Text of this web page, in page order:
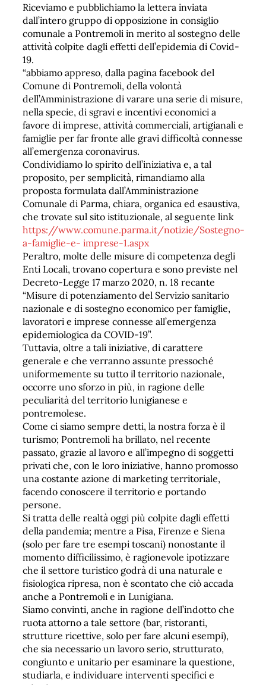
Riceviamo e pubblichiamo la lettera inviata
dall’intero gruppo di opposizione in consiglio
comunale a Pontremoli in merito al sostegno delle
attività colpite dagli effetti dell’epidemia di Covid-
19.
“abbiamo appreso, dalla pagina facebook del
Comune di Pontremoli, della volontà
dell’Amministrazione di varare una serie di misure,
nella specie, di sgravi e incentivi economici a
favore di imprese, attività commerciali, artigianali e
famiglie per far fronte alle gravi difficoltà connesse
all’emergenza coronavirus.
Condividiamo lo spirito dell’iniziativa e, a tal
proposito, per semplicità, rimandiamo alla
proposta formulata dall’Amministrazione
Comunale di Parma, chiara, organica ed esaustiva,
che trovate sul sito istituzionale, al seguente link
https://www.comune.parma.it/notizie/Sostegno-
a-famiglie-e- imprese-1.aspx
Peraltro, molte delle misure di competenza degli
Enti Locali, trovano copertura e sono previste nel
Decreto-Legge 17 marzo 2020, n. 18 recante
“Misure di potenziamento del Servizio sanitario
nazionale e di sostegno economico per famiglie,
lavoratori e imprese connesse all’emergenza
epidemiologica da COVID-19”.
Tuttavia, oltre a tali iniziative, di carattere
generale e che verranno assunte pressoché
uniformemente su tutto il territorio nazionale,
occorre uno sforzo in più, in ragione delle
peculiarità del territorio lunigianese e
pontremolese.
Come ci siamo sempre detti, la nostra forza è il
turismo; Pontremoli ha brillato, nel recente
passato, grazie al lavoro e all’impegno di soggetti
privati che, con le loro iniziative, hanno promosso
una costante azione di marketing territoriale,
facendo conoscere il territorio e portando
persone.
Si tratta delle realtà oggi più colpite dagli effetti
della pandemia; mentre a Pisa, Firenze e Siena
(solo per fare tre esempi toscani) nonostante il
momento difficilissimo, è ragionevole ipotizzare
che il settore turistico godrà di una naturale e
fisiologica ripresa, non è scontato che ciò accada
anche a Pontremoli e in Lunigiana.
Siamo convinti, anche in ragione dell’indotto che
ruota attorno a tale settore (bar, ristoranti,
strutture ricettive, solo per fare alcuni esempi),
che sia necessario un lavoro serio, strutturato,
congiunto e unitario per esaminare la questione,
studiarla, e individuare interventi specifici e